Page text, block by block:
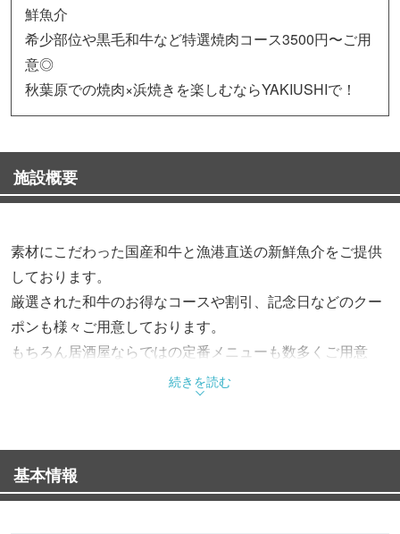
鮮魚介
希少部位や黒毛和牛など特選焼肉コース3500円〜ご用
意◎
秋葉原での焼肉×浜焼きを楽しむならYAKIUSHIで！
施設概要
素材にこだわった国産和牛と漁港直送の新鮮魚介をご提供
しております。
厳選された和牛のお得なコースや割引、記念日などのクー
ポンも様々ご用意しております。
もちろん居酒屋ならではの定番メニューも数多くご用意
落ち着ける空間なので周りを気にせずゆったりとお食事を
■おすすめ■
コスパ重視なら【やきうしリーズナブルコース】特選牛と
上タン全9品2時間飲み放題4500⇒3500円
続きを読む
基本情報